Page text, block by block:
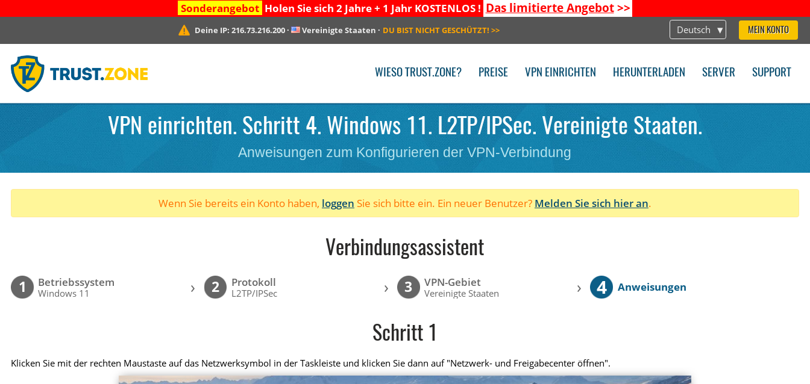
Sonderangebot Holen Sie sich 2 Jahre + 1 Jahr KOSTENLOS ! Das limitierte Angebot>>
Deutsch MEIN KONTO
Deine IP: 216.73.216.200· Vereinigte Staaten · DU BIST NICHT GESCHÜTZT! >>
WIESO TRUST.ZONE? PREISE VPN EINRICHTEN HERUNTERLADEN SERVER SUPPORT
VPN einrichten. Schritt 4. Windows 11. L2TP/IPSec. Vereinigte Staaten.
Anweisungen zum Konfigurieren der VPN-Verbindung
Wenn Sie bereits ein Konto haben, loggen Sie sich bitte ein. Ein neuer Benutzer? Melden Sie sich hier an.
Verbindungsassistent
1 Betriebssystem
Windows 11 › 2 Protokoll
L2TP/IPSec › 3 VPN-Gebiet
Vereinigte Staaten › 4 Anweisungen
Schritt 1
Klicken Sie mit der rechten Maustaste auf das Netzwerksymbol in der Taskleiste und klicken Sie dann auf "Netzwerk- und Freigabecenter öffnen".